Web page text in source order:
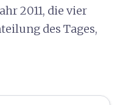
2011, die vier
des Tages,